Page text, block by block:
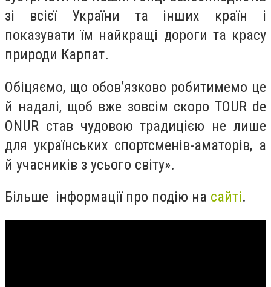
зі всієї України та інших країн і
показувати їм найкращі дороги та красу
природи Карпат.
Обіцяємо, що обов’язково робитимемо це
й надалі, щоб вже зовсім скоро TOUR de
ONUR став чудовою традицією не лише
для українських спортсменів-аматорів, а
й учасників з усього світу».
Більше інформації про подію на сайті.